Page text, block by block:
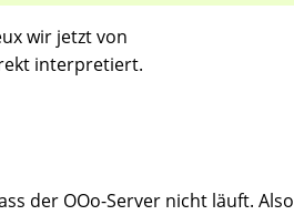
wir jetzt von
interpretiert.
der OOo-Server nicht läuft. Also